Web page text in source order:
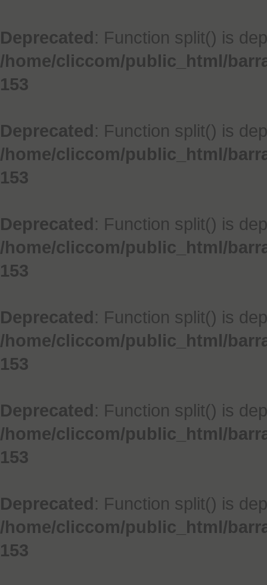
Deprecated: Function split() is
/home/cliccom/public_html/
153
Deprecated: Function split() is
/home/cliccom/public_html/
153
Deprecated: Function split() is
/home/cliccom/public_html/
153
Deprecated: Function split() is
/home/cliccom/public_html/
153
Deprecated: Function split() is
/home/cliccom/public_html/
153
Deprecated: Function split() is
/home/cliccom/public_html/
153